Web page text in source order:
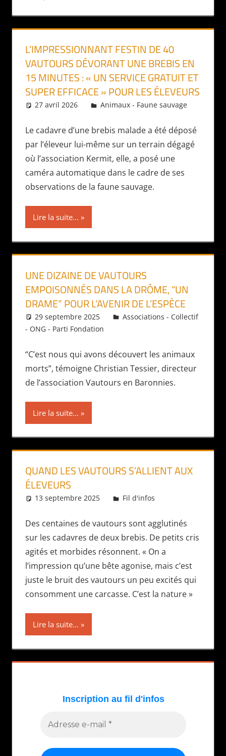
L’IMPRESSIONNANT FESTIN DE 40
VAUTOURS DÉVORANT UNE BREBIS EN
15 MINUTES : « UN SERVICE GRATUIT ET
SUPER EFFICACE » POUR LES ÉLEVEURS
27 avril 2026 Daniel
Animaux - Faune sauvage
Le cadavre d’une brebis malade a été déposé
par l’éleveur lui-même sur un terrain dégagé
où l’association Kermit, elle, a posé une
caméra automatique dans le cadre de ses
observations de la faune sauvage.
Lire la suite...
UNE DIZAINE DE VAUTOURS
EMPOISONNÉS DANS LA DRÔME, “UN
DRAME” POUR L’AVENIR DE L’ESPÈCE
29 septembre 2025 Daniel
Associations - Collectif
- ONG - Parti Fondation
“C’est nous qui avons découvert les animaux
morts”, témoigne Christian Tessier, directeur
de l’association Vautours en Baronnies.
Lire la suite...
QUAND LES VAUTOURS S’ALLIENT AUX
ÉLEVEURS
13 septembre 2025 Daniel
Fil d'infos
Des centaines de vautours sont agglutinés
sur les cadavres de deux brebis. De petits cris
agités et morbides résonnent. « On a
l’impression qu’une bête agonise, mais c’est
juste le bruit des vautours un peu excités qui
consomment une carcasse. C’est la nature »
Lire la suite...